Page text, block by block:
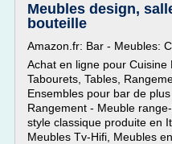
Meubles design,
bouteille
Amazon.fr: Bar - Meubles:
Achat en ligne pour
Tabourets, Tables,
Ensembles pour bar de
Rangement - Meuble
style classique produite en
Meubles Tv-Hifi, Meubles